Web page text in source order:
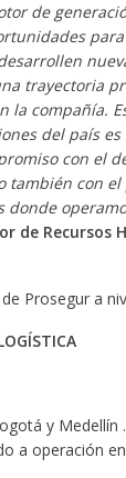
de
trayectoria
la compañía.
del país
con el
también con el
donde
de Recursos
Prosegur a
y Medellín .
a operación